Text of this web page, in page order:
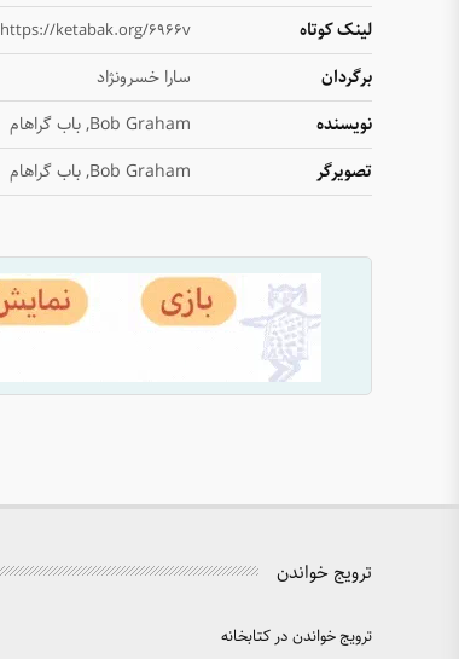
لینک کوتاه https://ketabak.org/6966v
برگردان
سارا خسرونژاد
نویسنده
Bob Graham, باب گراهام
تصویرگر
Bob Graham, باب گراهام
ترویج خواندن
ترویج خواندن در کتابخانه